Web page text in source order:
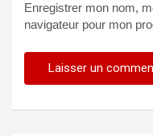
Enregistrer mon nom,
navigateur pour mon